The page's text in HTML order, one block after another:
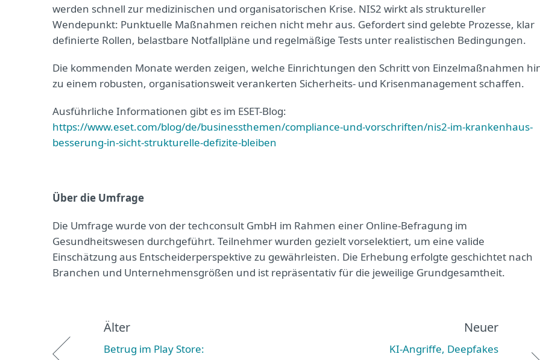
werden schnell zur medizinischen und organisatorischen Krise. NIS2 wirkt als struktureller
Wendepunkt: Punktuelle Maßnahmen reichen nicht mehr aus. Gefordert sind gelebte Prozesse, klar
definierte Rollen, belastbare Notfallpläne und regelmäßige Tests unter realistischen Bedingungen.
Die kommenden Monate werden zeigen, welche Einrichtungen den Schritt von Einzelmaßnahmen
zu einem robusten, organisationsweit verankerten Sicherheits‑ und Krisenmanagement schaffen.
Ausführliche Informationen gibt es im ESET-Blog:
https://www.eset.com/blog/de/businessthemen/compliance-und-vorschriften/nis2-im-krankenhaus-
besserung-in-sicht-strukturelle-defizite-bleiben
Über die Umfrage
Die Umfrage wurde von der techconsult GmbH im Rahmen einer Online-Befragung im
Gesundheitswesen durchgeführt. Teilnehmer wurden gezielt vorselektiert, um eine valide
Einschätzung aus Entscheiderperspektive zu gewährleisten. Die Erhebung erfolgte geschichtet nach
Branchen und Unternehmensgrößen und ist repräsentativ für die jeweilige Grundgesamtheit.
Älter
Betrug im Play Store:
Neuer
KI-Angriffe, Deepfakes